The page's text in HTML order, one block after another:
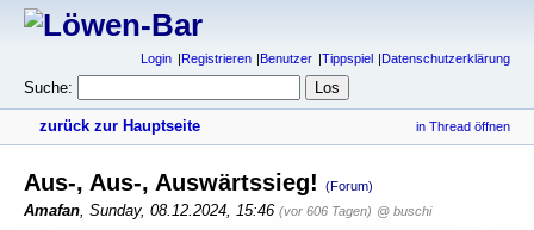
Login Registrieren Benutzer Tippspiel Datenschutzerklärung
Suche:
zurück zur Hauptseite in Thread öffnen
Aus-, Aus-, Auswärtssieg! (Forum)
Amafan, Sunday, 08.12.2024, 15:46 (vor 606 Tagen) @ buschi